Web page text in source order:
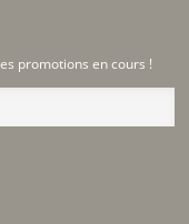
promotions en cours !